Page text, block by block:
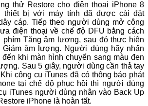
thử Restore cho điện thoại iPhone 8
thiết bị với máy tính đã được cài đặt
cáp. Tiếp theo người dùng mở công
điện thoại về chế độ DFU bằng cách
phím Tăng âm lượng, sau đó thực hiện
âm lượng. Người dùng hãy nhấn
khi màn hình chuyển sang màu đen
Sau 5 giây, người dùng cần thả tay
công cụ iTunes đã có thông báo phát
tại chế độ phục hồi thì người dùng
iTunes người dùng nhân vào Back Up
iPhone là hoàn tất.